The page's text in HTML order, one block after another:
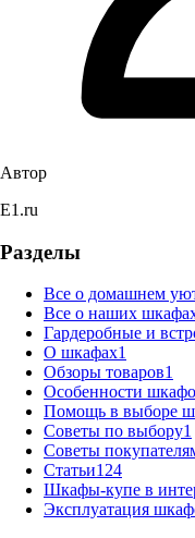
Автор
E1.ru
Разделы
Все о домашнем
Все о наших
Гардеробные и
О шкафах1
Обзоры товаров1
Особенности
Помощь в выборе
Советы по выбору1
Советы
Статьи124
Шкафы-купе в
Эксплуатация